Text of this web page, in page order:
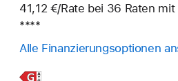
41,12 €/Rate pro
bei 36 Raten mit
****
Alle Finanzierungsoptionen